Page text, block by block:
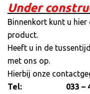
Under
Binnenkort kunt u
product.
Heeft u in de
met ons op.
Hierbij onze
Tel: 033 – 422